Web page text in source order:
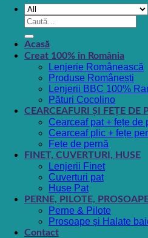
Caută
după:
Acasă
Creat 100% în România
Lenjerie Românească
Produse Românești
Lenjerii BBC 100%
Pături Cocolino
CEARCEAFURI ȘI FEȚE DE
Cearceaf pat + fețe de
Cearceaf plic + fețe
Fețe de pernă
FINET, CUVERTURI, HUSE
Lenjerii Finet
Cuverturi pat
Huse Pat
PERNE, PILOTE,
Perne & Pilote
Prosoape și Halate
Contact